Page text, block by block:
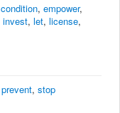
condition, empower,
invest, let, license,
prevent, stop